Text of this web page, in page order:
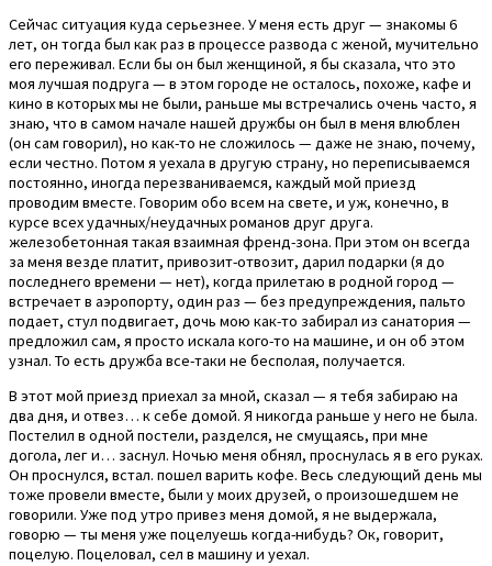
Сейчас ситуация куда серьезнее. У меня есть друг — знакомы 6
лет, он тогда был как раз в процессе развода с женой, мучительно
его переживал. Если бы он был женщиной, я бы сказала, что это
моя лучшая подруга — в этом городе не осталось, похоже, кафе и
кино в которых мы не были, раньше мы встречались очень часто, я
знаю, что в самом начале нашей дружбы он был в меня влюблен
(он сам говорил), но как-то не сложилось — даже не знаю, почему,
если честно. Потом я уехала в другую страну, но переписываемся
постоянно, иногда перезваниваемся, каждый мой приезд
проводим вместе. Говорим обо всем на свете, и уж, конечно, в
курсе всех удачных/неудачных романов друг друга.
железобетонная такая взаимная френд-зона. При этом он всегда
за меня везде платит, привозит-отвозит, дарил подарки (я до
последнего времени — нет), когда прилетаю в родной город —
встречает в аэропорту, один раз — без предупреждения, пальто
подает, стул подвигает, дочь мою как-то забирал из санатория —
предложил сам, я просто искала кого-то на машине, и он об этом
узнал. То есть дружба все-таки не бесполая, получается.
В этот мой приезд приехал за мной, сказал — я тебя забираю на
два дня, и отвез… к себе домой. Я никогда раньше у него не была.
Постелил в одной постели, разделся, не смущаясь, при мне
догола, лег и… заснул. Ночью меня обнял, проснулась я в его руках.
Он проснулся, встал. пошел варить кофе. Весь следующий день мы
тоже провели вместе, были у моих друзей, о произошедшем не
говорили. Уже под утро привез меня домой, я не выдержала,
говорю — ты меня уже поцелуешь когда-нибудь? Ок, говорит,
поцелую. Поцеловал, сел в машину и уехал.